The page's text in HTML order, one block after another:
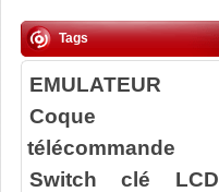
Tags
EMULATEUR
Coque
télécommande
Switch clé
LCD